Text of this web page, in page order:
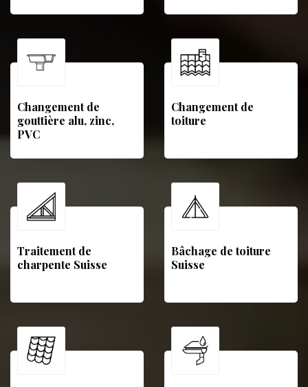
Changement de
gouttière alu, zinc,
PVC
Changement de
toiture
Traitement de
charpente Suisse
Bâchage de toiture
Suisse